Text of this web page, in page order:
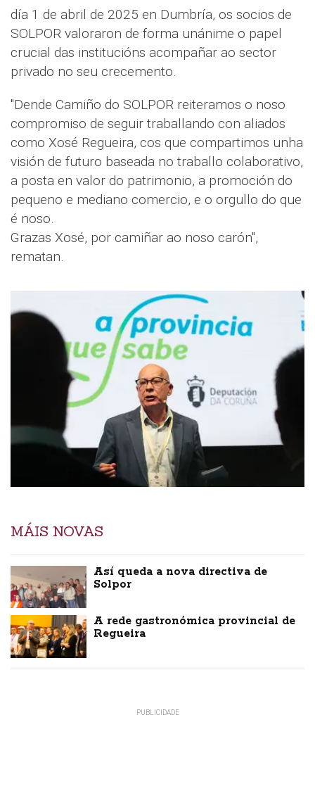
día 1 de abril de 2025 en Dumbría, os socios de
SOLPOR valoraron de forma unánime o papel
crucial das institucións acompañar ao sector
privado no seu crecemento.
"Dende Camiño do SOLPOR reiteramos o noso
compromiso de seguir traballando con aliados
como Xosé Regueira, cos que compartimos unha
visión de futuro baseada no traballo colaborativo,
a posta en valor do patrimonio, a promoción do
pequeno e mediano comercio, e o orgullo do que
é noso.
Grazas Xosé, por camiñar ao noso carón",
rematan.
MÁIS NOVAS
Así queda a nova directiva de
Solpor
A rede gastronómica provincial de
Regueira